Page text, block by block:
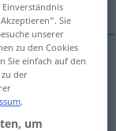
Sie
unserer
zu den Cookies
Sie einfach auf den
der
.
um